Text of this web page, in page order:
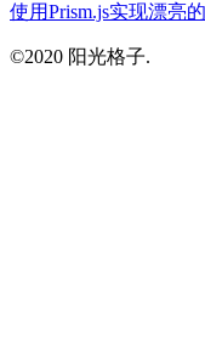
使用Prism.js实现漂亮
©2020 阳光格子.